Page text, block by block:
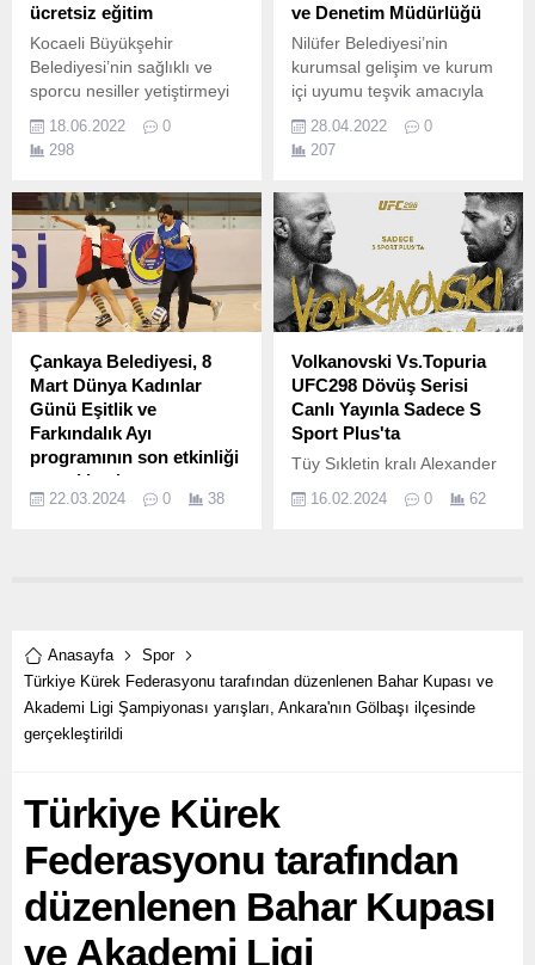
ücretsiz eğitim
Kocaeli Büyükşehir
Belediyesi’nin sağlıklı ve
sporcu nesiller yetiştirmeyi
Okulları yaz döneminde de
hizmet verecek.
18.06.2022
0
298
ve Denetim Müdürlüğü
Nilüfer Belediyesi’nin
kurumsal gelişim ve kurum
içi uyumu teşvik amacıyla
voleybol turnuvasında
kazanan Ruhsat ve Denetim
28.04.2022
0
207
Çankaya Belediyesi, 8
Mart Dünya Kadınlar
Günü Eşitlik ve
Farkındalık Ayı
programının son etkinliği
gerçekleşti
TED Üniversitesi Kapalı
22.03.2024 0 38
Volkanovski Vs.Topuria
UFC298 Dövüş Serisi
Canlı Yayınla Sadece S
Sport Plus'ta
Tüy Sıkletin kralı Alexander
korumak için Ilia Topuria’nın
16.02.2024 0 62
Anasayfa
Spor
Türkiye Kürek Federasyonu tarafından düzenlenen Bahar Kupası ve
Akademi Ligi Şampiyonası yarışları, Ankara'nın Gölbaşı ilçesinde
gerçekleştirildi
Türkiye Kürek
Federasyonu tarafından
düzenlenen Bahar Kupası
ve Akademi Ligi